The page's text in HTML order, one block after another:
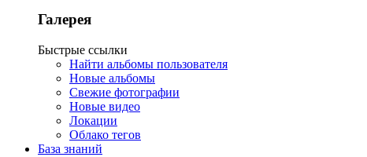
Галерея
Быстрые ссылки
Найти альбомы пользователя
Новые альбомы
Свежие фотографии
Новые видео
Локации
Облако тегов
База знаний